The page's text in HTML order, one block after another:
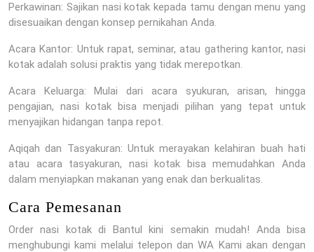
Perkawinan: Sajikan nasi kotak kepada tamu dengan menu yang
disesuaikan dengan konsep pernikahan Anda.
Acara Kantor: Untuk rapat, seminar, atau gathering kantor, nasi
kotak adalah solusi praktis yang tidak merepotkan.
Acara Keluarga: Mulai dari acara syukuran, arisan, hingga
pengajian, nasi kotak bisa menjadi pilihan yang tepat untuk
menyajikan hidangan tanpa repot.
Aqiqah dan Tasyakuran: Untuk merayakan kelahiran buah hati
atau acara tasyakuran, nasi kotak bisa memudahkan Anda
dalam menyiapkan makanan yang enak dan berkualitas.
Cara Pemesanan
Order nasi kotak di Bantul kini semakin mudah! Anda bisa
menghubungi kami melalui telepon dan WA Kami akan dengan